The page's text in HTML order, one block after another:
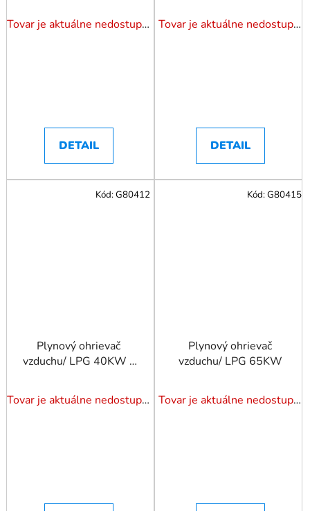
Tovar je aktuálne nedostupný. Dotazuj dostupnosť.
DETAIL
Tovar je aktuálne nedostupný. Dotazuj dostupnosť.
DETAIL
Plynový ohrievač
vzduchu/ LPG 40KW s
Tovar je aktuálne nedostupný. Dotazuj dostupnosť.
Kód:G80412
Plynový ohrievač
vzduchu/ LPG 65KW
Tovar je aktuálne nedostupný. Dotazuj dostupnosť.
Kód:G80415